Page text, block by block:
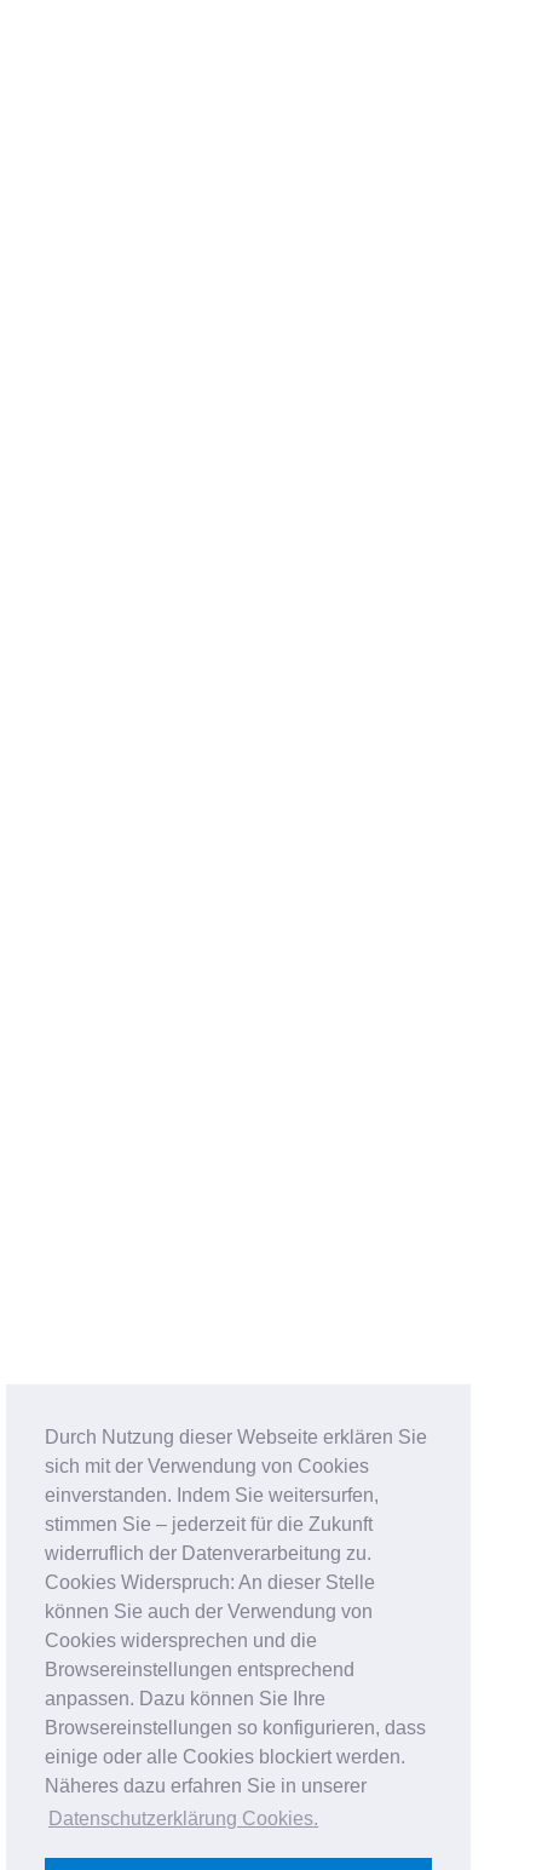
Durch Nutzung dieser Webseite erklären Sie
sich mit der Verwendung von Cookies
einverstanden. Indem Sie weitersurfen,
stimmen Sie – jederzeit für die Zukunft
widerruflich der Datenverarbeitung zu.
Cookies Widerspruch: An dieser Stelle
können Sie auch der Verwendung von
Cookies widersprechen und die
Browsereinstellungen entsprechend
anpassen. Dazu können Sie Ihre
Browsereinstellungen so konfigurieren, dass
einige oder alle Cookies blockiert werden.
Näheres dazu erfahren Sie in unserer
Datenschutzerklärung Cookies.